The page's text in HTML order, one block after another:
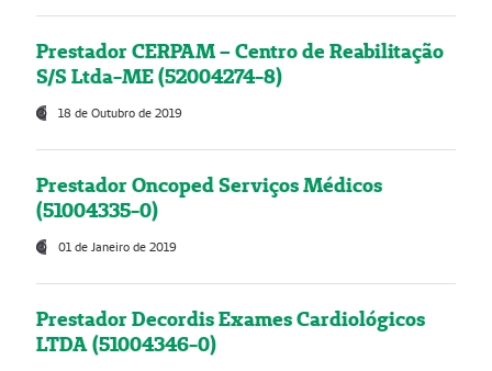
Prestador CERPAM – Centro de Reabilitação
S/S Ltda-ME (52004274-8)
18 de Outubro de 2019
Prestador Oncoped Serviços Médicos
(51004335-0)
01 de Janeiro de 2019
Prestador Decordis Exames Cardiológicos
LTDA (51004346-0)